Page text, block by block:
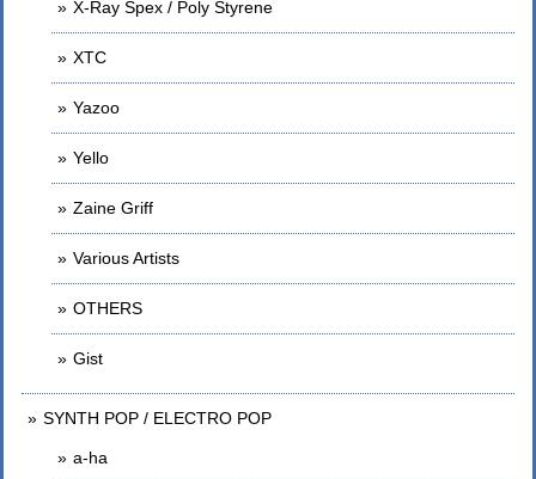
X-Ray Spex / Poly Styrene
XTC
Yazoo
Yello
Zaine Griff
Various Artists
OTHERS
Gist
SYNTH POP / ELECTRO POP
a-ha